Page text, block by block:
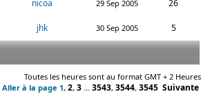
nicoa 29 Sep 2005 26
jhk 30 Sep 2005 5
Toutes les heures sont au format GMT + 2 Heures
Aller à la page 1, 2, 3 ... 3543, 3544, 3545 Suivante